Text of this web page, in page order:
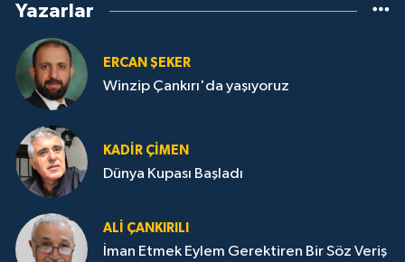
Yazarlar
ERCAN ŞEKER
Winzip Çankırı'da yaşıyoruz
KADIR ÇIMEN
Dünya Kupası Başladı
ALI ÇANKIRILI
İman Etmek Eylem Gerektiren Bir Söz Veriş